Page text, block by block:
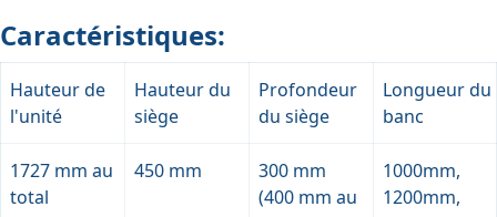
Caractéristiques:
Hauteur de
l'unité
Hauteur du
siège
Profondeur
du siège
Longueur du
banc
1727 mm au
total
450 mm
300 mm
(400 mm au
1000mm,
1200mm,